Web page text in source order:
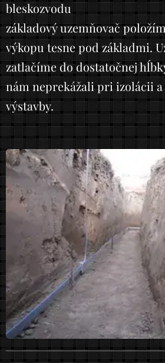
bleskozvodu
základový uzemňovač
výkopu tesne pod základmi.
zatlačíme do dostatočnej
nám neprekážali pri izolácii
výstavby.